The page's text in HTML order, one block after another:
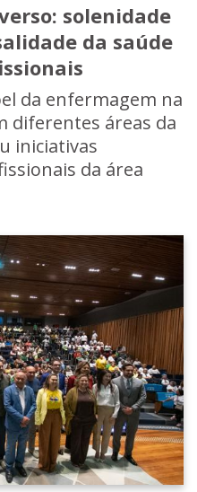
solenidade
da saúde
da enfermagem na
diferentes áreas da
iniciativas
da área